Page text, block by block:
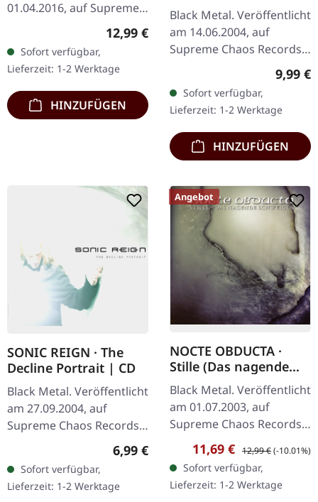
01.04.2016, auf Supreme
Chaos Records. Limitierte
CD im Jewelcase. Aus dem
Underground-Nichts…
Regulärer Preis:
12,99 €
Sofort verfügbar,
Lieferzeit: 1-2 Werktage
HINZUFÜGEN
Black Metal. Veröffentlicht
am 14.06.2004, auf
Supreme Chaos Records.
CD im Jewelcase mit 16-
seitigem Booklet. Die
österreichische Black
Metal-Horde…
9,99 €
Sofort verfügbar,
Lieferzeit: 1-2 Werktage
HINZUFÜGEN
SONIC REIGN · The
Decline Portrait | CD
Black Metal. Veröffentlicht
am 27.09.2004, auf
Supreme Chaos Records.
Booklet. Sonic Reign
entfesselt mit „The
Decline Portrait"…
Regulärer Preis:
6,99 €
Sofort verfügbar,
Lieferzeit: 1-2 Werktage
Angebot
NOCTE OBDUCTA ·
Stille (Das nagende
Schweigen) | CD
Black Metal. Veröffentlicht
am 01.07.2003, auf
Supreme Chaos Records.
CD im Jewelcase. Mit
"Stille (Das nagende
Schweigen)" zeigen sich
Nocte Obducta…
Verkaufspreis:
11,69 € Regulärer Preis:
12,99 €(-10.01%)
Sofort verfügbar,
Lieferzeit: 1-2 Werktage